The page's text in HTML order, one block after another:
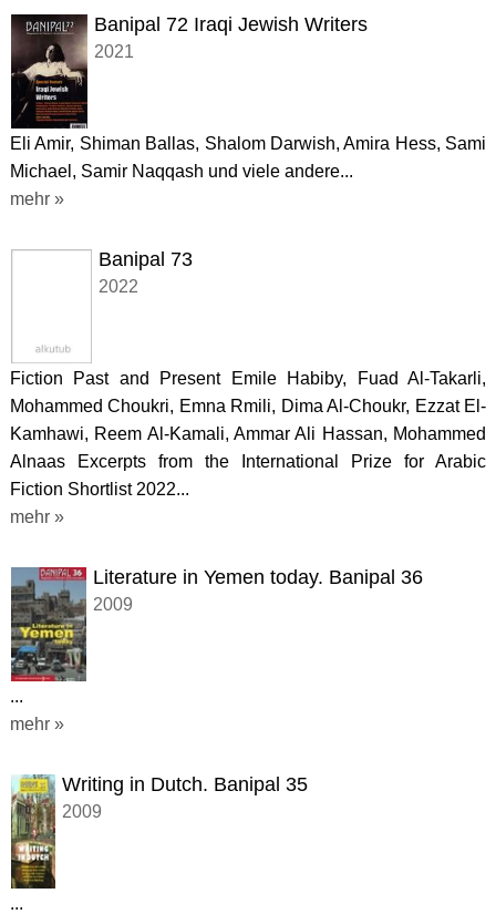
Banipal 72 Iraqi Jewish Writers
2021
Eli Amir, Shiman Ballas, Shalom Darwish, Amira Hess, Sami
Michael, Samir Naqqash und viele andere...
mehr »
Banipal 73
2022
Fiction Past and Present Emile Habiby, Fuad Al-Takarli,
Mohammed Choukri, Emna Rmili, Dima Al-Choukr, Ezzat El-
Kamhawi, Reem Al-Kamali, Ammar Ali Hassan, Mohammed
Alnaas Excerpts from the International Prize for Arabic
Fiction Shortlist 2022...
mehr »
Literature in Yemen today. Banipal 36
2009
...
mehr »
Writing in Dutch. Banipal 35
2009
...